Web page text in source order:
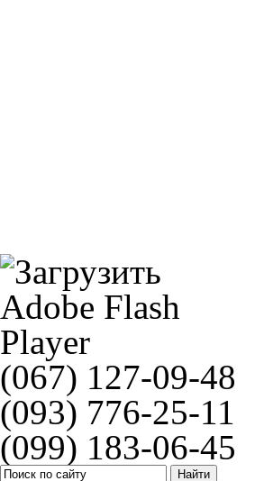
(067) 127-09-48
(093) 776-25-11
(099) 183-06-45